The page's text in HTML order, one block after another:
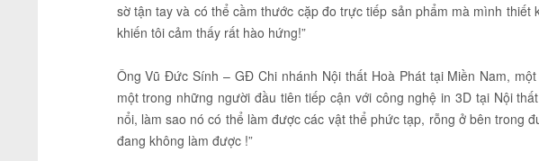
sờ tận tay và có thể cầm thước cặp đo trực tiếp sản phẩm mà mình thiết
khiến tôi cảm thấy rất hào hứng!”
Ông Vũ Đức Sính – GĐ Chi nhánh Nội thất Hoà Phát tại Miền Nam,
một trong những người đầu tiên tiếp cận với công nghệ in 3D tại Nội
nổi, làm sao nó có thể làm được các vật thể phức tạp, rỗng ở bên trong
đang không làm được !”